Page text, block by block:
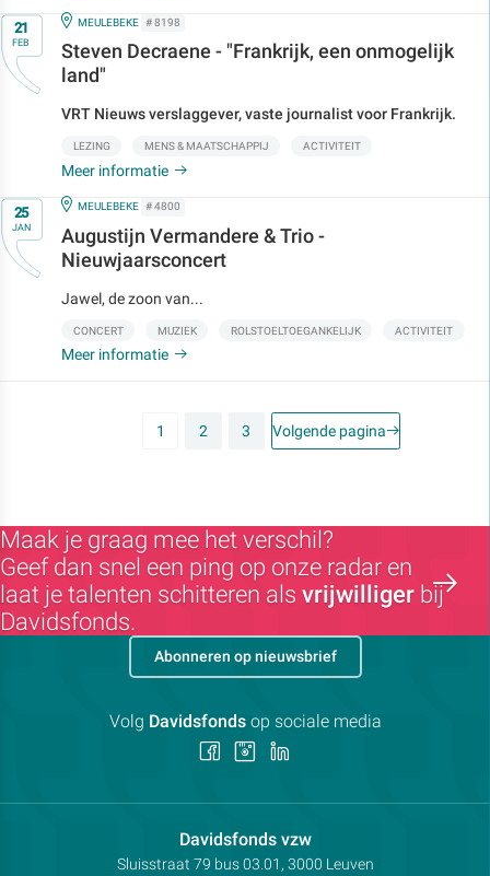
Op21
FEB
IN
MEULEBEKE # 8198
Steven Decraene - "Frankrijk, een onmogelijk
land"
VRT Nieuws verslaggever, vaste journalist voor Frankrijk.
LEZING MENS & MAATSCHAPPIJ ACTIVITEIT
Meer informatie
Op25
JAN
IN
MEULEBEKE # 4800
Augustijn Vermandere & Trio -
Nieuwjaarsconcert
Jawel, de zoon van...
CONCERT MUZIEK ROLSTOELTOEGANKELIJK ACTIVITEIT
Meer informatie
1 2 3 Volgende pagina
Maak je graag mee het verschil?
Geef dan snel een ping op onze radar en
laat je talenten schitteren als vrijwilliger bij
Davidsfonds.
Davidsfonds vzwContactpersoon:
Adres:
Sluisstraat 79 bus 03.01, 3000 Leuven
Abonneren op nieuwsbrief
Volg Davidsfondsop sociale media
Volg Volg